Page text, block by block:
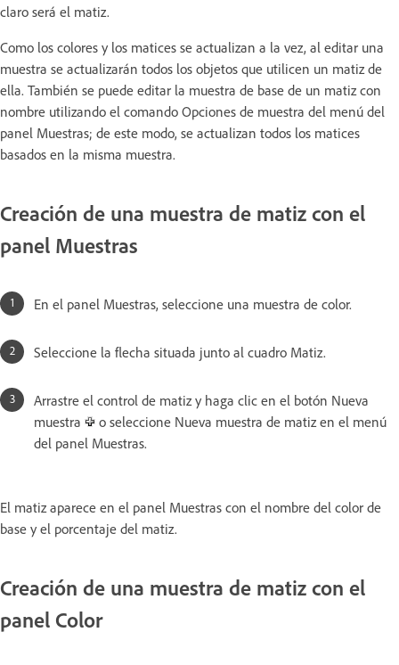
claro será el matiz.
Como los colores y los matices se actualizan a la vez, al editar una
muestra se actualizarán todos los objetos que utilicen un matiz de
ella. También se puede editar la muestra de base de un matiz con
nombre utilizando el comando Opciones de muestra del menú del
panel Muestras; de este modo, se actualizan todos los matices
basados en la misma muestra.
Creación de una muestra de matiz con el
panel Muestras
En el panel Muestras, seleccione una muestra de color.
Seleccione la flecha situada junto al cuadro Matiz.
Arrastre el control de matiz y haga clic en el botón Nueva
muestra
o seleccione Nueva muestra de matiz en el menú
del panel Muestras.
El matiz aparece en el panel Muestras con el nombre del color de
base y el porcentaje del matiz.
Creación de una muestra de matiz con el
panel Color